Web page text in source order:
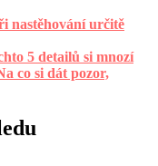
nastěhování určitě
5 detailů si mnozí
co si dát pozor,